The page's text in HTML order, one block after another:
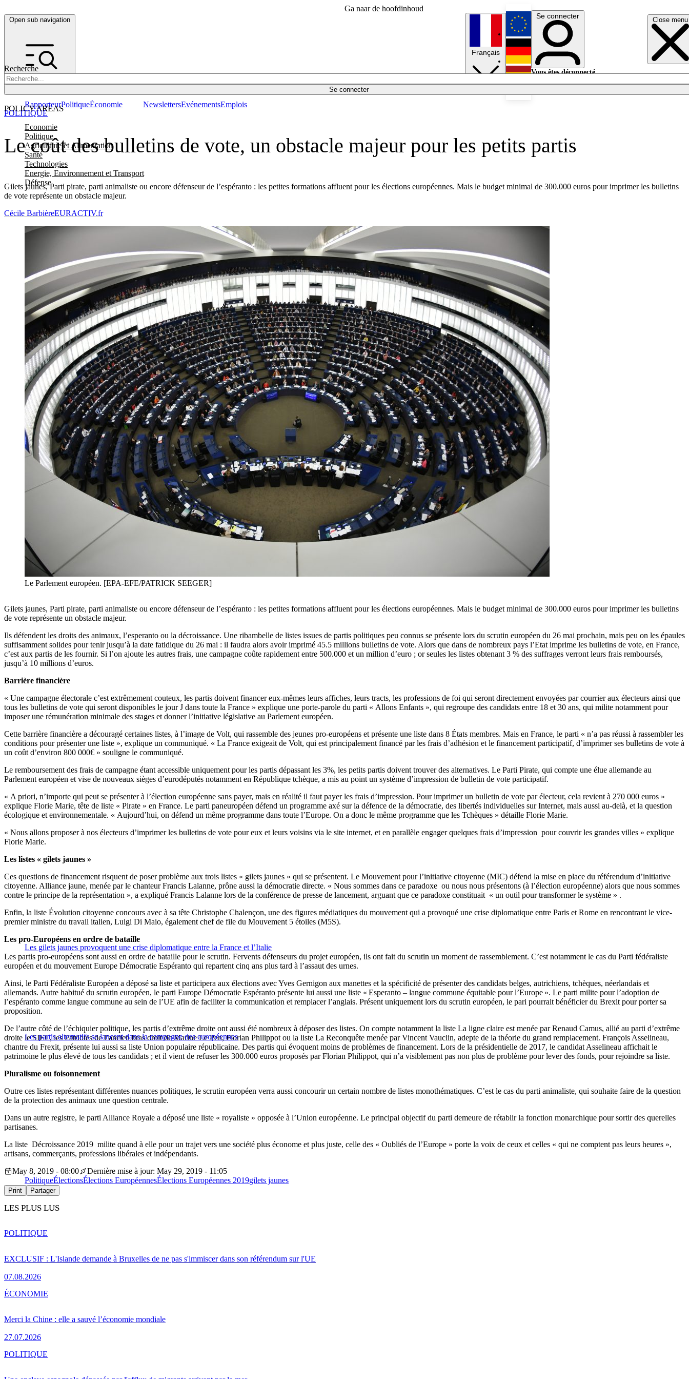
Ga naar de hoofdinhoud
Open sub navigation Close menu
Recherche
Se connecter
POLICY AREAS
Economie
Politique
Agriculture et Alimentation
Santé
Technologies
Energie, Environnement et Transport
Défense
RapporteurPolitiqueÉconomie NewslettersEvénementsEmplois
Français
English
Deutsch
Se connecter
Vous êtes déconnecté.
Le coût des bulletins de vote, un obstacle majeur pour les petits partis
Gilets jaunes, Parti pirate, parti animaliste ou encore défenseur de l’espéranto : les petites formations affluent pour les élections européennes. Mais le budget minimal de 300.000 euros pour imprimer les bulletins
de vote représente un obstacle majeur.
POLITIQUE
Cécile BarbièreEURACTIV.fr
Le Parlement européen. [EPA-EFE/PATRICK SEEGER]
Gilets jaunes, Parti pirate, parti animaliste ou encore défenseur de l’espéranto : les petites formations affluent pour les élections européennes. Mais le budget minimal de 300.000 euros pour imprimer les bulletins
de vote représente un obstacle majeur.
Ils défendent les droits des animaux, l’esperanto ou la décroissance. Une ribambelle de listes issues de partis politiques peu connus se présente lors du scrutin européen du 26 mai prochain, mais peu on les épaules
suffisamment solides pour tenir jusqu’à la date fatidique du 26 mai : il faudra alors avoir imprimé 45.5 millions bulletins de vote. Alors que dans de nombreux pays l’Etat imprime les bulletins de vote, en France,
c’est aux partis de les fournir. Si l’on ajoute les autres frais, une campagne coûte rapidement entre 500.000 et un million d’euro ; or seules les listes obtenant 3 % des suffrages verront leurs frais remboursés,
jusqu’à 10 millions d’euros.
Barrière financière
« Une campagne électorale c’est extrêmement couteux, les partis doivent financer eux-mêmes leurs affiches, leurs tracts, les professions de foi qui seront directement envoyées par courrier aux électeurs ainsi que
tous les bulletins de vote qui seront disponibles le jour J dans toute la France » explique une porte-parole du parti « Allons Enfants », qui regroupe des candidats entre 18 et 30 ans, qui milite notamment pour
imposer une rémunération minimale des stages et donner l’initiative législative au Parlement européen.
Cette barrière financière a découragé certaines listes, à l’image de Volt, qui rassemble des jeunes pro-européens et présente une liste dans 8 États membres. Mais en France, le parti « n’a pas réussi à rassembler les
conditions pour présenter une liste », explique un communiqué. « La France exigeait de Volt, qui est principalement financé par les frais d’adhésion et le financement participatif, d’imprimer ses bulletins de vote à
un coût d’environ 800 000€ » souligne le communiqué.
Le remboursement des frais de campagne étant accessible uniquement pour les partis dépassant les 3%, les petits partis doivent trouver des alternatives. Le Parti Pirate, qui compte une élue allemande au
Parlement européen et vise de nouveaux sièges d’eurodéputés notamment en République tchèque, a mis au point un système d’impression de bulletin de vote participatif.
« A priori, n’importe qui peut se présenter à l’élection européenne sans payer, mais en réalité il faut payer les frais d’impression. Pour imprimer un bulletin de vote par électeur, cela revient à 270 000 euros »
explique Florie Marie, tête de liste « Pirate » en France. Le parti paneuropéen défend un programme axé sur la défence de la démocratie, des libertés individuelles sur Internet, mais aussi au-delà, et la question
écologique et environnementale. « Aujourd’hui, on défend un même programme dans toute l’Europe. On a donc le même programme que les Tchèques » détaille Florie Marie.
« Nous allons proposer à nos électeurs d’imprimer les bulletins de vote pour eux et leurs voisins via le site internet, et en parallèle engager quelques frais d’impression pour couvrir les grandes villes » explique
Florie Marie.
Les listes « gilets jaunes »
Ces questions de financement risquent de poser problème aux trois listes « gilets jaunes » qui se présentent. Le Mouvement pour l’initiative citoyenne (MIC) défend la mise en place du référendum d’initiative
citoyenne. Alliance jaune, menée par le chanteur Francis Lalanne, prône aussi la démocratie directe. « Nous sommes dans ce paradoxe ou nous nous présentons (à l’élection européenne) alors que nous sommes
contre le principe de la représentation », a expliqué Francis Lalanne lors de la conférence de presse de lancement, arguant que ce paradoxe constituait « un outil pour transformer le système » .
Enfin, la liste Évolution citoyenne concours avec à sa tête Christophe Chalençon, une des figures médiatiques du mouvement qui a provoqué une crise diplomatique entre Paris et Rome en rencontrant le vice-
premier ministre du travail italien, Luigi Di Maio, également chef de file du Mouvement 5 étoiles (M5S).
Les gilets jaunes provoquent une crise diplomatique entre la France et l’Italie
Les pro-Européens en ordre de bataille
Les partis pro-européens sont aussi en ordre de bataille pour le scrutin. Fervents défenseurs du projet européen, ils ont fait du scrutin un moment de rassemblement. C’est notamment le cas du Parti fédéraliste
européen et du mouvement Europe Démocratie Espéranto qui repartent cinq ans plus tard à l’assaut des urnes.
Ainsi, le Parti Fédéraliste Européen a déposé sa liste et participera aux élections avec Yves Gernigon aux manettes et la spécificité de présenter des candidats belges, autrichiens, tchèques, néerlandais et
allemands. Autre habitué du scrutin européen, le parti Europe Démocratie Espéranto présente lui aussi une liste « Esperanto – langue commune équitable pour l’Europe ». Le parti milite pour l’adoption de
l’espéranto comme langue commune au sein de l’UE afin de faciliter la communication et remplacer l’anglais. Présent uniquement lors du scrutin européen, le pari pourrait bénéficier du Brexit pour porter sa
proposition.
Les partis alternatifs se lancent dans la campagne des européennes
De l’autre côté de l’échiquier politique, les partis d’extrême droite ont aussi été nombreux à déposer des listes. On compte notamment la liste La ligne claire est menée par Renaud Camus, allié au parti d’extrême
droite le SIEL, les Patriotes de l’ancien bras droit de Marine Le Pen, Florian Philippot ou la liste La Reconquête menée par Vincent Vauclin, adepte de la théorie du grand remplacement. François Asselineau,
chantre du Frexit, présente lui aussi sa liste Union populaire républicaine. Des partis qui évoquent moins de problèmes de financement. Lors de la présidentielle de 2017, le candidat Asselineau affichait le
patrimoine le plus élevé de tous les candidats ; et il vient de refuser les 300.000 euros proposés par Florian Philippot, qui n’a visiblement pas non plus de problème pour lever des fonds, pour rejoindre sa liste.
Pluralisme ou foisonnement
Outre ces listes représentant différentes nuances politiques, le scrutin européen verra aussi concourir un certain nombre de listes monothématiques. C’est le cas du parti animaliste, qui souhaite faire de la question
de la protection des animaux une question centrale.
Dans un autre registre, le parti Alliance Royale a déposé une liste « royaliste » opposée à l’Union européenne. Le principal objectif du parti demeure de rétablir la fonction monarchique pour sortir des querelles
partisanes.
La liste Décroissance 2019 milite quand à elle pour un trajet vers une société plus économe et plus juste, celle des « Oubliés de l’Europe » porte la voix de ceux et celles « qui ne comptent pas leurs heures »,
artisans, commerçants, professions libérales et indépendants.
May 8, 2019 - 08:00
Dernière mise à jour: May 29, 2019 - 11:05
PolitiqueÉlectionsÉlections EuropéennesÉlections Européennes 2019gilets jaunes
Print Partager
LES PLUS LUS
EXCLUSIF : L'Islande demande à Bruxelles de ne pas s'immiscer dans son référendum sur l'UE
07.08.2026
POLITIQUE
Merci la Chine : elle a sauvé l’économie mondiale
27.07.2026
ÉCONOMIE
POLITIQUE